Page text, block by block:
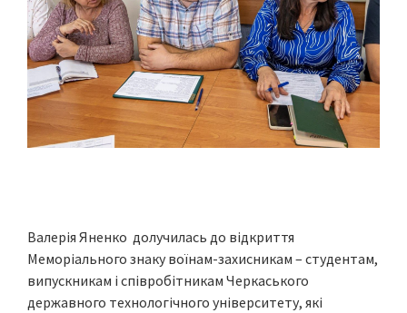
Валерія Яненко долучилась до відкриття
Меморіального знаку воїнам-захисникам – студентам,
випускникам і співробітникам Черкаського
державного технологічного університету, які